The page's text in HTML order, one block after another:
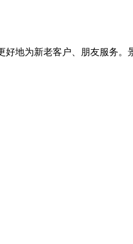
好地为新老客户、朋友服务